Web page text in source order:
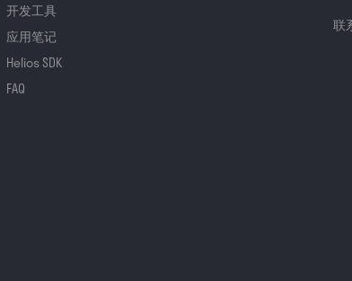
开发工具
应用笔记
Helios SDK
FAQ
联